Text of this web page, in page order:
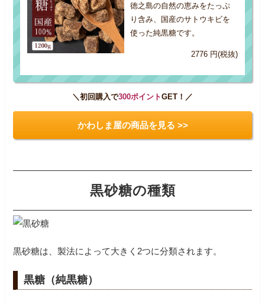
徳之島の自然の恵みをたっぷ
り含み、国産のサトウキビを
使った純黒糖です。
2776 円(税抜)
＼初回購入で300ポイントGET！／
かわしま屋の商品を見る >>
黒砂糖の種類
黒砂糖は、製法によって大きく2つに分類されます。
黒糖（純黒糖）